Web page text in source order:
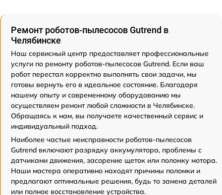
Ремонт роботов-пылесосов Gutrend в
Челябинске
Наш сервисный центр предоставляет профессиональные
услуги по ремонту роботов-пылесосов Gutrend. Если ваш
робот перестал корректно выполнять свои задачи, мы
готовы вернуть его в идеальное состояние. Благодаря
нашему опыту и современному оборудованию мы
осуществляем ремонт любой сложности в Челябинске.
Обращаясь к нам, вы получаете качественный сервис и
индивидуальный подход.
Наиболее частые неисправности роботов-пылесосов
Gutrend включают разрядку аккумулятора, проблемы с
датчиками движения, засорение щеток или поломку мотора.
Наши мастера оперативно находят причины поломки и
предлагают оптимальные решения, будь то замена деталей
или полное восстановление устройства.